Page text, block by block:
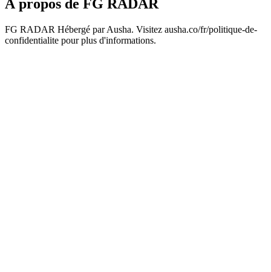
À propos de FG RADAR
FG RADAR Hébergé par Ausha. Visitez ausha.co/fr/politique-de-
confidentialite pour plus d'informations.